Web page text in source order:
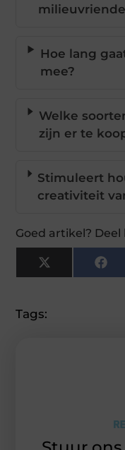
Hoe lang
mee?
Welke
zijn er te
Stimuleert
creativiteit
Goed artikel?
X
(Twitter)
Tags: